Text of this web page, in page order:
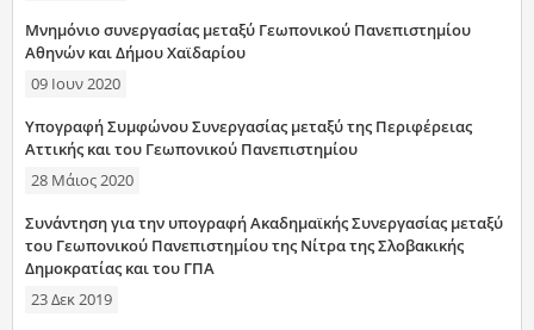
Μνημόνιο συνεργασίας μεταξύ Γεωπονικού Πανεπιστημίου
Αθηνών και Δήμου Χαϊδαρίου
09 Ιουν 2020
Υπογραφή Συμφώνου Συνεργασίας μεταξύ της Περιφέρειας
Αττικής και του Γεωπονικού Πανεπιστημίου
28 Μάιος 2020
Συνάντηση για την υπογραφή Ακαδημαϊκής Συνεργασίας μεταξύ
του Γεωπονικού Πανεπιστημίου της Νίτρα της Σλοβακικής
Δημοκρατίας και του ΓΠΑ
23 Δεκ 2019